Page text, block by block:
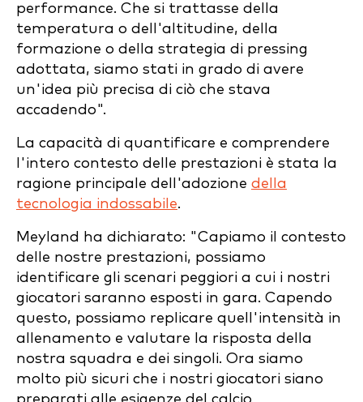
performance. Che si trattasse della
temperatura o dell'altitudine, della
formazione o della strategia di pressing
adottata, siamo stati in grado di avere
un'idea più precisa di ciò che stava
accadendo".
La capacità di quantificare e comprendere
l'intero contesto delle prestazioni è stata la
ragione principale dell'adozione della
tecnologia indossabile.
Meyland ha dichiarato: "Capiamo il contesto
delle nostre prestazioni, possiamo
identificare gli scenari peggiori a cui i nostri
giocatori saranno esposti in gara. Capendo
questo, possiamo replicare quell'intensità in
allenamento e valutare la risposta della
nostra squadra e dei singoli. Ora siamo
molto più sicuri che i nostri giocatori siano